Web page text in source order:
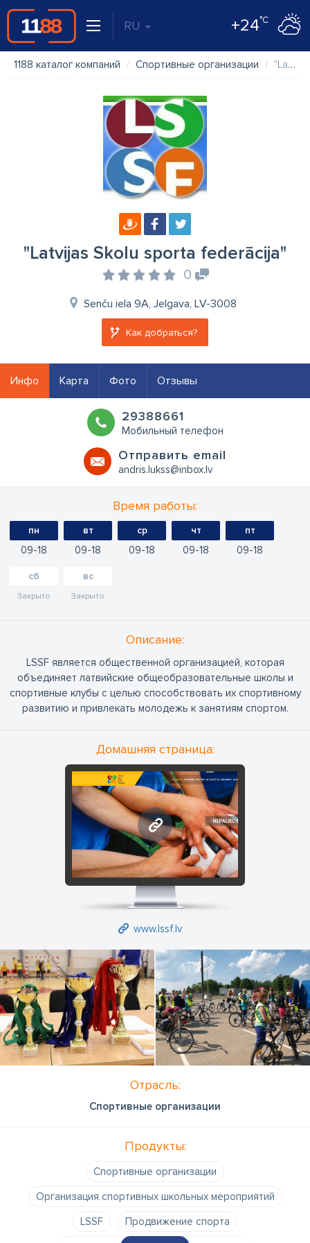
RU +24°C
1188 каталог компаний Спортивные организации "Latvijas Skolu sporta federācija"
"Latvijas Skolu sporta federācija"
0
Senču iela 9A, Jelgava, LV-3008
Как добраться?
Инфо Карта Фото Отзывы
29388661
Мобильный телефон
Oтправить email
andris.lukss@inbox.lv
Время работы:
пн
09 18
вт
09 18
ср
09 18
чт
09 18
пт
09 18
сб
Закрыто
вс
Закрыто
Oписание:
LSSF является общественной организацией, которая
объединяет латвийские общеобразовательные школы и
спортивные клубы с целью способствовать их спортивному
развитию и привлекать молодежь к занятиям спортом.
Домашняя страница:
www.lssf.lv
www.lssf.lv
Отрасль:
Спортивные организации
Продукты:
Спортивные организации
Организация спортивных школьных мероприятий
LSSF
Продвижение спорта